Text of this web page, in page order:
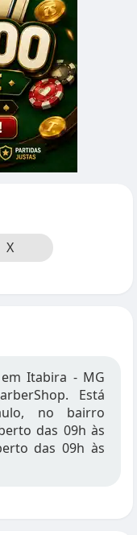
X
Itabira - MG
Está
no bairro
das 09h às
das 09h às